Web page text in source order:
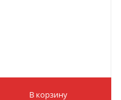
В корзину